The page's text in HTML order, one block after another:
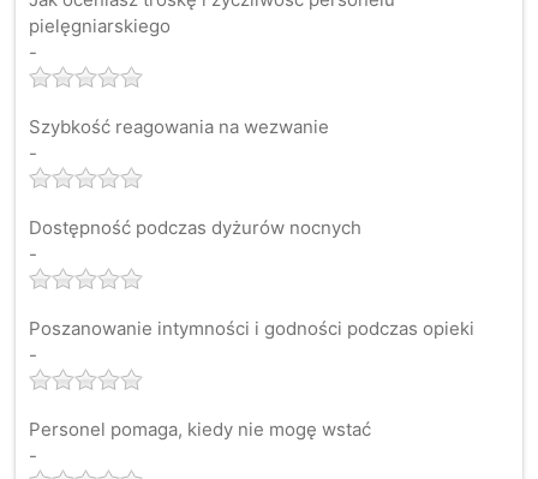
pielęgniarskiego
-
Szybkość reagowania na wezwanie
-
Dostępność podczas dyżurów nocnych
-
Poszanowanie intymności i godności podczas opieki
-
Personel pomaga, kiedy nie mogę wstać
-